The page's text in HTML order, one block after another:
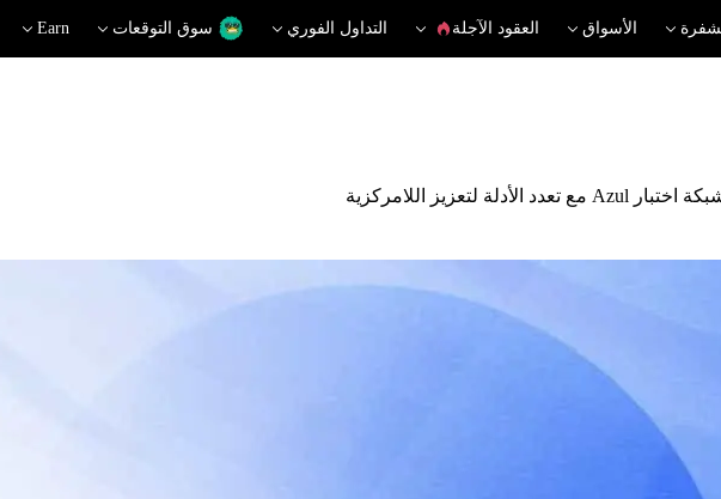
الأسواق العقود الآجلة التداول الفوري سوق التوقعات Earn